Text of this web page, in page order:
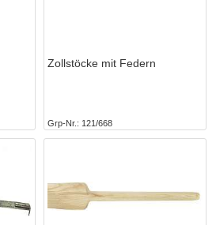
Zollstöcke mit Federn
Grp-Nr. 121/668